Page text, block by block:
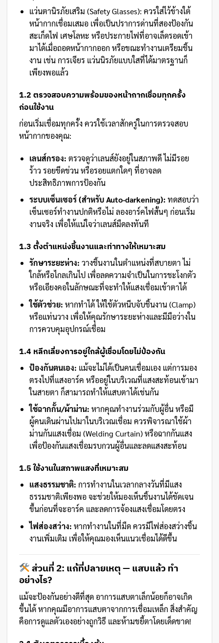
แว่นตานิรภัยเสริม (Safety Glasses): ควรใส่ไว้ข้างใต้
หน้ากากเชื่อมเสมอ เพื่อเป็นปราการด่านที่สองป้องกัน
สะเก็ดไฟ เศษโลหะ หรือประกายไฟที่อาจเล็ดรอดเข้า
มาได้เมื่อถอดหน้ากากออก หรือขณะทำงานเตรียมชิ้น
งาน เช่น การเจียร แว่นนิรภัยแบบใสที่ได้มาตรฐานก็
เพียงพอแล้ว
1.2 ตรวจสอบความพร้อมของหน้ากากเชื่อมทุกครั้ง
ก่อนใช้งาน
ก่อนเริ่มเชื่อมทุกครั้ง ควรใช้เวลาสักครู่ในการตรวจสอบ
หน้ากากของคุณ:
เลนส์กรอง: ตรวจดูว่าเลนส์ยังอยู่ในสภาพดี ไม่มีรอย
ร้าว รอยขีดข่วน หรือรอยแตกใดๆ ที่อาจลด
ประสิทธิภาพการป้องกัน
ระบบเซ็นเซอร์ (สำหรับ Auto-darkening): ทดสอบว่า
เซ็นเซอร์ทำงานปกติหรือไม่ ลองอาร์คไฟสั้นๆ ก่อนเริ่ม
งานจริง เพื่อให้แน่ใจว่าเลนส์มืดลงทันที
1.3 ตั้งตำแหน่งชิ้นงานและท่าทางให้เหมาะสม
รักษาระยะห่าง: วางชิ้นงานในตำแหน่งที่สบายตา ไม่
ใกล้หรือไกลเกินไป เพื่อลดความจำเป็นในการชะโงกตัว
หรือเอียงคอในลักษณะที่จะทำให้แสงเชื่อมเข้าตาได้
ใช้ตัวช่วย: หากทำได้ ให้ใช้ตัวหนีบจับชิ้นงาน (Clamp)
หรือแท่นวาง เพื่อให้คุณรักษาระยะห่างและมีมือว่างใน
การควบคุมอุปกรณ์เชื่อม
1.4 หลีกเลี่ยงการอยู่ใกล้ผู้เชื่อมโดยไม่ป้องกัน
ป้องกันตนเอง: แม้จะไม่ได้เป็นคนเชื่อมเอง แต่การมอง
ตรงไปที่แสงอาร์ค หรืออยู่ในบริเวณที่แสงสะท้อนเข้ามา
ในสายตา ก็สามารถทำให้แสบตาได้เช่นกัน
ใช้ฉากกั้น/ผ้าม่าน: หากคุณทำงานร่วมกับผู้อื่น หรือมี
ผู้คนเดินผ่านไปมาในบริเวณเชื่อม ควรพิจารณาใช้ผ้า
ม่านกันแสงเชื่อม (Welding Curtain) หรือฉากกันแสง
เพื่อป้องกันแสงเชื่อมรบกวนผู้อื่นและลดแสงสะท้อน
1.5 ใช้งานในสภาพแสงที่เหมาะสม
แสงธรรมชาติ: การทำงานในเวลากลางวันที่มีแสง
ธรรมชาติเพียงพอ จะช่วยให้มองเห็นชิ้นงานได้ชัดเจน
ขึ้นก่อนที่จะอาร์ค และลดการจ้องแสงเชื่อมโดยตรง
ไฟส่องสว่าง: หากทำงานในที่มืด ควรมีไฟส่องสว่างชิ้น
งานเพิ่มเติม เพื่อให้คุณมองเห็นแนวเชื่อมได้ดีขึ้น
ส่วนที่ 2: แก้ที่ปลายเหตุ — แสบแล้ว ทำ
อย่างไร?
แม้จะป้องกันอย่างดีที่สุด อาการแสบตาเล็กน้อยก็อาจเกิด
ขึ้นได้ หากคุณมีอาการแสบตาจากการเชื่อมเหล็ก สิ่งสำคัญ
คือการดูแลตัวเองอย่างถูกวิธี และห้ามขยี้ตาโดยเด็ดขาด!